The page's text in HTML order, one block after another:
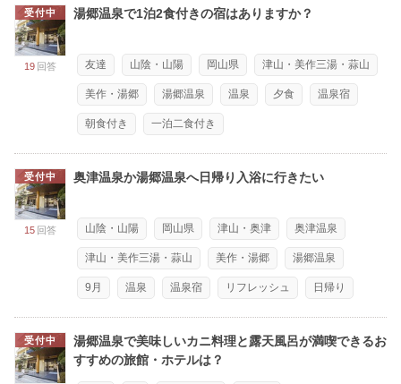
受付中
19 回答
湯郷温泉で1泊2食付きの宿はありますか？
友達 山陰・山陽 岡山県 津山・美作三湯・蒜山
美作・湯郷 湯郷温泉 温泉 夕食 温泉宿
朝食付き 一泊二食付き
受付中
15 回答
奥津温泉か湯郷温泉へ日帰り入浴に行きたい
山陰・山陽 岡山県 津山・奥津 奥津温泉
津山・美作三湯・蒜山 美作・湯郷 湯郷温泉
9月 温泉 温泉宿 リフレッシュ 日帰り
受付中
湯郷温泉で美味しいカニ料理と露天風呂が満喫できるお
すすめの旅館・ホテルは？